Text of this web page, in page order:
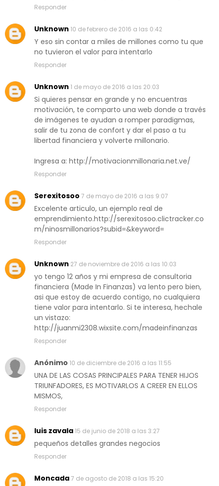
Responder
Unknown 10 de febrero de 2016 a las 0:42
Y eso sin contar a miles de millones como tu que
no tuvieron el valor para intentarlo
Responder
Unknown 1 de mayo de 2016 a las 20:03
Si quieres pensar en grande y no encuentras
motivación, te comparto una web donde a través
de imágenes te ayudan a romper paradigmas,
salir de tu zona de confort y dar el paso a tu
libertad financiera y volverte millonario.
Ingresa a: http://motivacionmillonaria.net.ve/
Responder
Serexitosoo 7 de mayo de 2016 a las 9:07
Excelente articulo, un ejemplo real de
emprendimiento.http://serexitosoo.clictracker.co
m/ninosmillonarios?subid=&keyword=
Responder
Unknown 27 de noviembre de 2016 a las 10:03
yo tengo 12 años y mi empresa de consultoria
financiera (Made In Finanzas) va lento pero bien,
asi que estoy de acuerdo contigo, no cualquiera
tiene valor para intentarlo. Si te interesa, hechale
un vistazo:
http://juanmi2308.wixsite.com/madeinfinanzas
Responder
Anónimo 10 de diciembre de 2016 a las 11:55
UNA DE LAS COSAS PRINCIPALES PARA TENER HIJOS
TRIUNFADORES, ES MOTIVARLOS A CREER EN ELLOS
MISMOS,
Responder
luis zavala15 de junio de 2018 a las 3:27
pequeños detalles grandes negocios
Responder
Moncada7 de agosto de 2018 a las 15:20